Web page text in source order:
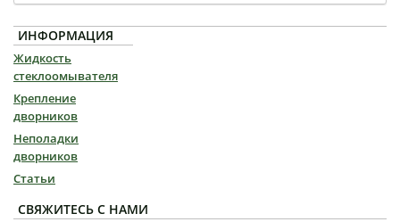
ИНФОРМАЦИЯ
Жидкость
стеклоомывателя
Крепление
дворников
Неполадки
дворников
Статьи
СВЯЖИТЕСЬ С НАМИ